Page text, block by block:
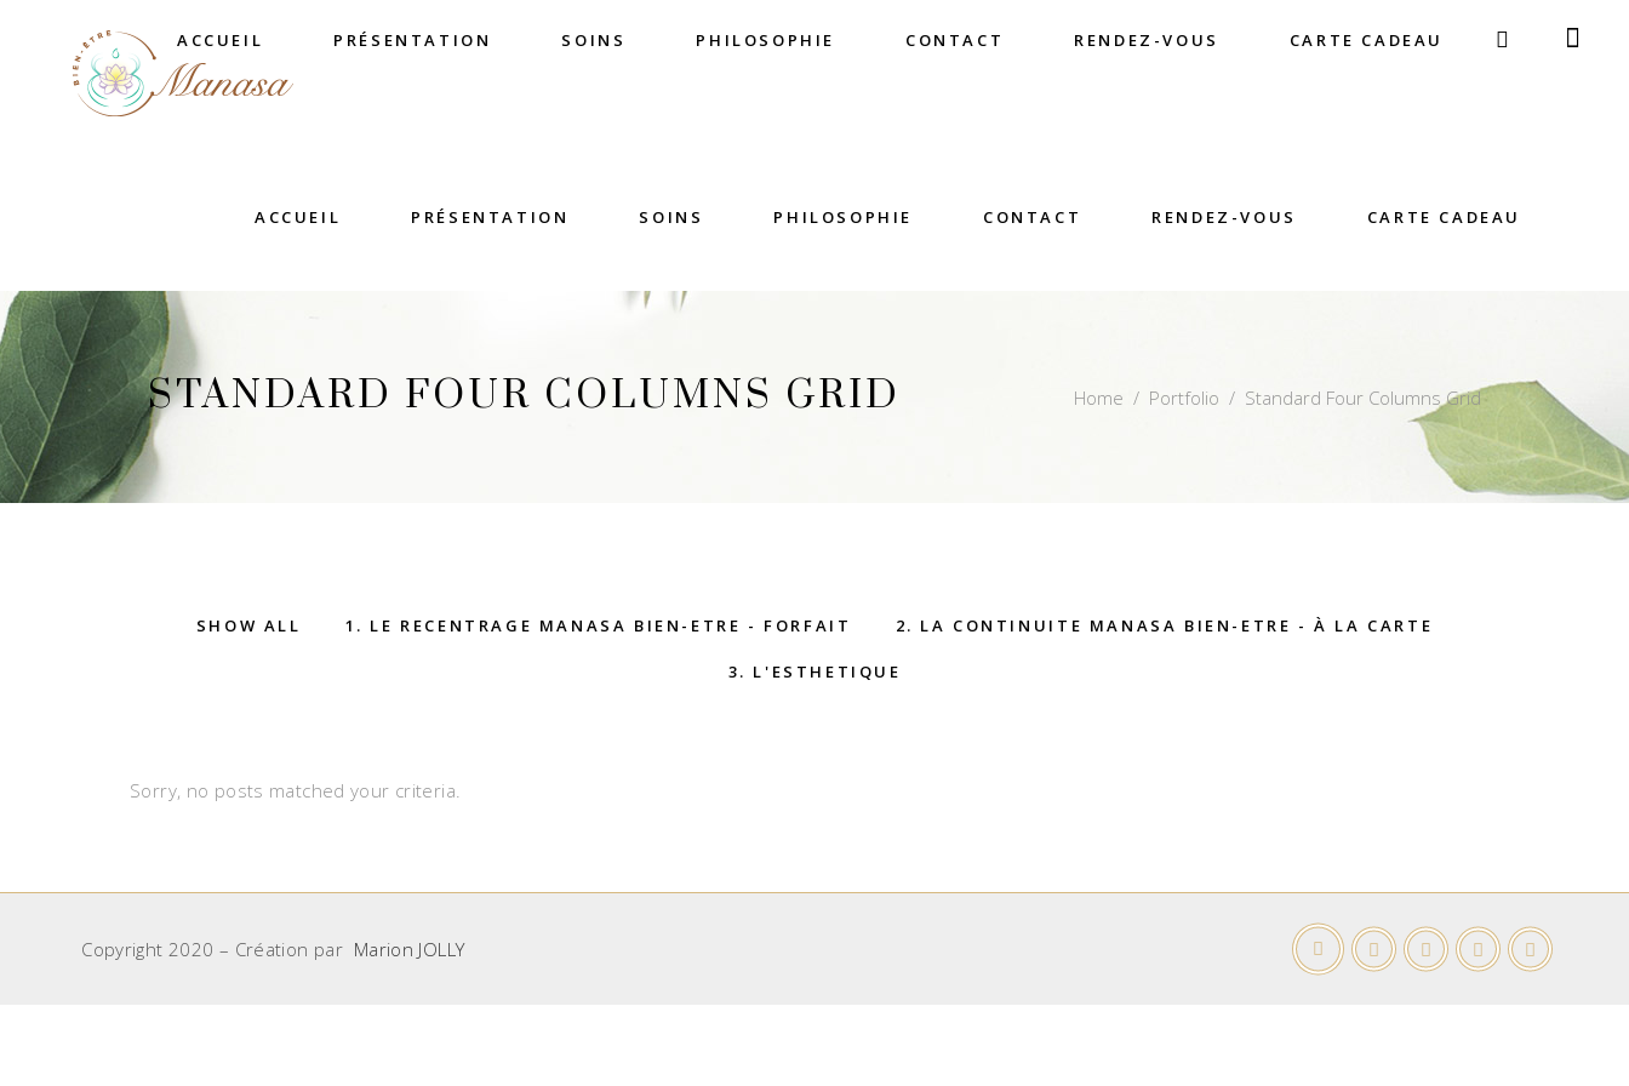
ACCUEIL PRÉSENTATION SOINS PHILOSOPHIE CONTACT RENDEZ-VOUS CARTE CADEAU
ACCUEIL PRÉSENTATION SOINS PHILOSOPHIE CONTACT RENDEZ-VOUS CARTE CADEAU
STANDARD FOUR COLUMNS GRID Home / Portfolio / Standard Four Columns Grid
SHOW ALL 1. LE RECENTRAGE MANASA BIEN-ETRE - FORFAIT 2. LA CONTINUITE MANASA BIEN-ETRE - À LA CARTE
3. L'ESTHETIQUE
Sorry, no posts matched your criteria.
Copyright 2020 – Création par Marion JOLLY